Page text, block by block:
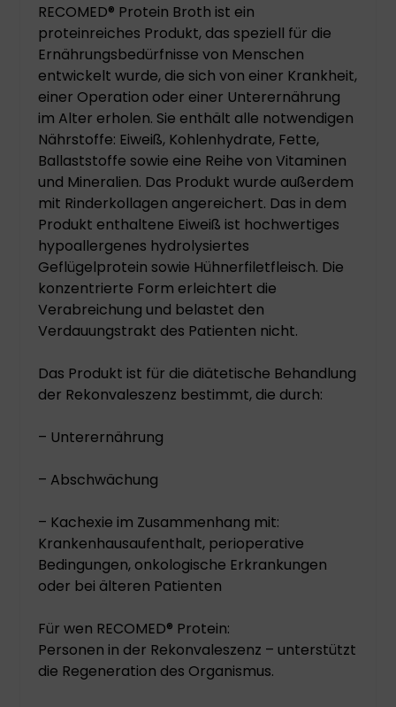
RECOMED® Protein Broth ist ein
proteinreiches Produkt, das speziell für die
Ernährungsbedürfnisse von Menschen
entwickelt wurde, die sich von einer Krankheit,
einer Operation oder einer Unterernährung
im Alter erholen. Sie enthält alle notwendigen
Nährstoffe: Eiweiß, Kohlenhydrate, Fette,
Ballaststoffe sowie eine Reihe von Vitaminen
und Mineralien. Das Produkt wurde außerdem
mit Rinderkollagen angereichert. Das in dem
Produkt enthaltene Eiweiß ist hochwertiges
hypoallergenes hydrolysiertes
Geflügelprotein sowie Hühnerfiletfleisch. Die
konzentrierte Form erleichtert die
Verabreichung und belastet den
Verdauungstrakt des Patienten nicht.
Das Produkt ist für die diätetische Behandlung
der Rekonvaleszenz bestimmt, die durch:
– Unterernährung
– Abschwächung
– Kachexie im Zusammenhang mit:
Krankenhausaufenthalt, perioperative
Bedingungen, onkologische Erkrankungen
oder bei älteren Patienten
Für wen RECOMED® Protein:
Personen in der Rekonvaleszenz – unterstützt
die Regeneration des Organismus.